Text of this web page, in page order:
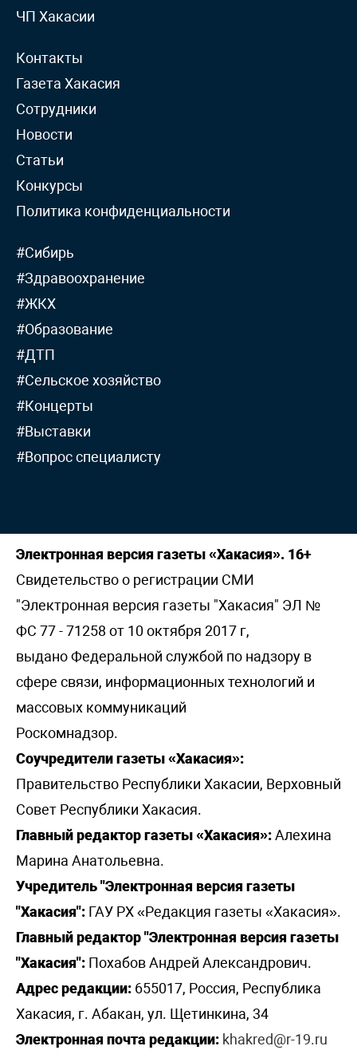
ЧП Хакасии
Контакты
Газета Хакасия
Сотрудники
Новости
Статьи
Конкурсы
Политика конфиденциальности
#Сибирь
#Здравоохранение
#ЖКХ
#Образование
#ДТП
#Сельское хозяйство
#Концерты
#Выставки
#Вопрос специалисту
Электронная версия газеты «Хакасия». 16+
Свидетельство о регистрации СМИ
"Электронная версия газеты "Хакасия" ЭЛ №
ФС 77 - 71258 от 10 октября 2017 г,
выдано Федеральной службой по надзору в
сфере связи, информационных технологий и
массовых коммуникаций
Роскомнадзор.
Соучредители газеты «Хакасия»:
Правительство Республики Хакасии, Верховный
Совет Республики Хакасия.
Главный редактор газеты «Хакасия»:Алехина
Марина Анатольевна.
Учредитель "Электронная версия газеты
"Хакасия": ГАУ РХ «Редакция газеты «Хакасия».
Главный редактор "Электронная версия газеты
"Хакасия": Похабов Андрей Александрович.
Адрес редакции: 655017, Россия, Республика
Хакасия, г. Абакан, ул. Щетинкина, 34
Электронная почта редакции: khakred@r-19.ru